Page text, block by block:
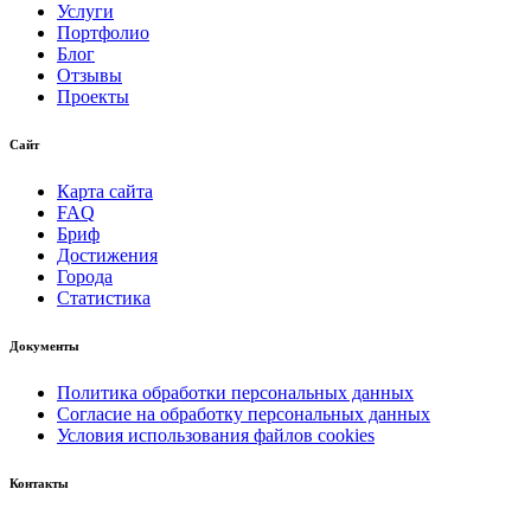
Услуги
Портфолио
Блог
Отзывы
Проекты
Сайт
Карта сайта
FAQ
Бриф
Достижения
Города
Статистика
Документы
Политика обработки персональных данных
Согласие на обработку персональных данных
Условия использования файлов cookies
Контакты